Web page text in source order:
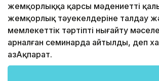
жемқорлыққа қарсы мәдениетті
жемқорлық тәуекелдеріне талдау
мемлекеттік тәртіпті нығайту
арналған семинарда айтылды, деп
ҚазАқпарат.